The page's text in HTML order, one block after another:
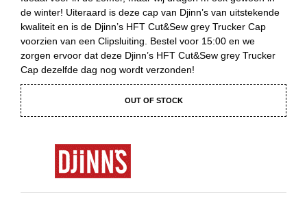
de winter! Uiteraard is deze cap van Djinn’s van uitstekende
kwaliteit en is de Djinn’s HFT Cut&Sew grey Trucker Cap
voorzien van een Clipsluiting. Bestel voor 15:00 en we
zorgen ervoor dat deze Djinn’s HFT Cut&Sew grey Trucker
Cap dezelfde dag nog wordt verzonden!
OUT OF STOCK